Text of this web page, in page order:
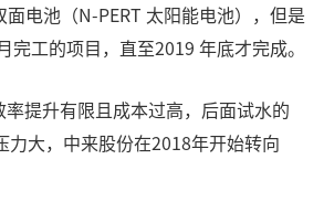
电池（N-PERT 太阳能电池），但是
完工的项目，直至2019 年底才完成。
率提升有限且成本过高，后面试水的
力大，中来股份在2018年开始转向